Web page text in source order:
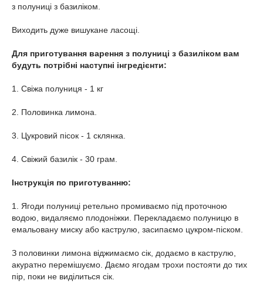
з полуниці з базиліком.
Виходить дуже вишукане ласощі.
Для приготування варення з полуниці з базиліком вам
будуть потрібні наступні інгредієнти:
1. Свіжа полуниця - 1 кг
2. Половинка лимона.
3. Цукровий пісок - 1 склянка.
4. Свіжий базилік - 30 грам.
Інструкція по приготуванню:
1. Ягоди полуниці ретельно промиваємо під проточною
водою, видаляємо плодоніжки. Перекладаємо полуницю в
емальовану миску або каструлю, засипаємо цукром-піском.
З половинки лимона віджимаємо сік, додаємо в каструлю,
акуратно перемішуємо. Даємо ягодам трохи постояти до тих
пір, поки не виділиться сік.